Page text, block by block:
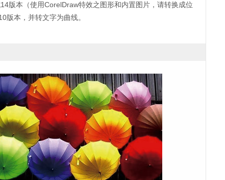
版本（使用CorelDraw特效之图形和内置图片，请转换成位
版本，并转文字为曲线。